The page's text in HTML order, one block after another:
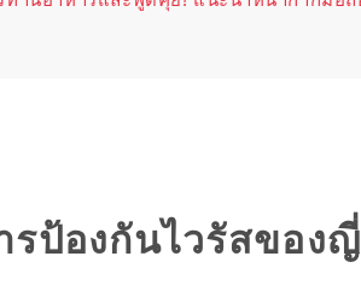
รป้องกันไวรัสของ